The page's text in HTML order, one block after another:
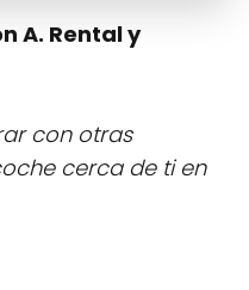
A. Rental y
con otras
cerca de ti en